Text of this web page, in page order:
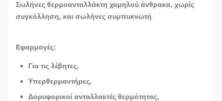
Σωλήνες θερμοανταλλάκτη χαμηλού άνθρακα, χωρίς
συγκόλληση, και σωλήνες συμπυκνωτή
Εφαρμογές:
Για τις λέβητες,
Υπερθερμαντήρες,
Δορυφορικοί ανταλλακτές θερμότητας,